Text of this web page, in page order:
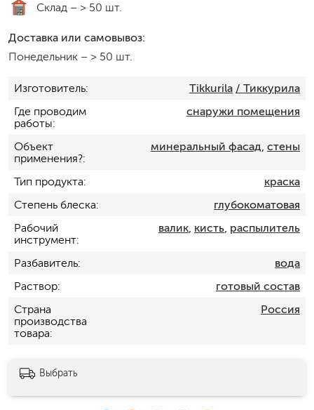
Склад – > 50 шт.
Доставка или самовывоз:
Понедельник – > 50 шт.
Изготовитель Tikkurila / Тиккурила
Где проводим
работы
снаружи помещения
Объект
применения?
минеральный фасад стены
Тип продукта
краска
Степень блеска
глубокоматовая
Рабочий
инструмент
валик, кисть, распылитель
Разбавитель
вода
Раствор
готовый состав
Страна
производства
товара
Россия
Выбрать